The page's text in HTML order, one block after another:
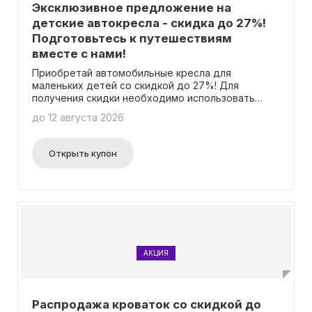
Эксклюзивное предложение на
детские автокресла - скидка до 27%!
Подготовьтесь к путешествиям
вместе с нами!
Приобретай автомобильные кресла для
маленьких детей со скидкой до 27%! Для
получения скидки необходимо использовать
до 12 августа 2026
Открыть купон
АКЦИЯ
Распродажа кроваток со скидкой до